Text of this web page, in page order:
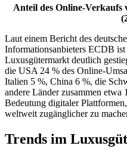
Anteil des Online-
Laut einem Bericht des
Informationsanbieters ECDB
Luxusgütermarkt deutlich
die USA 24 % des Online-
Italien 5 %, China 6 %, die
andere Länder zusammen
Bedeutung digitaler
weltweit zugänglicher zu
Trends im